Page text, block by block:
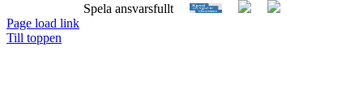
Spela ansvarsfullt
Page load link
Till toppen